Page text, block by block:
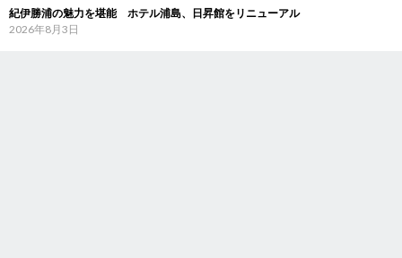
紀伊勝浦の魅力を堪能 ホテル浦島、日昇館をリニューアル
2026年8月3日